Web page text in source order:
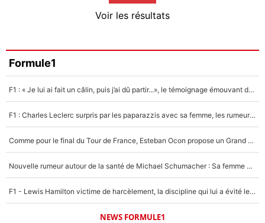
Faris Moumbagna
5%
Un autre joueur
5%
Voir les résultats
Formule1
F1 : « Je lui ai fait un câlin, puis j’ai dû partir...», le témoignage émouvant de Max Verstappen sur sa fille
F1 : Charles Leclerc surpris par les paparazzis avec sa femme, les rumeurs étaient vraies !
Comme pour le final du Tour de France, Esteban Ocon propose un Grand Prix de Formule 1 à Paris : «Autour de l’Arc de Triomphe, ce serait génial» !
Nouvelle rumeur autour de la santé de Michael Schumacher : Sa femme Corinna sort du silence
F1 - Lewis Hamilton victime de harcèlement, la discipline qui lui a évité le pire : «J'aurais probablement mal tourné»
NEWS FORMULE1